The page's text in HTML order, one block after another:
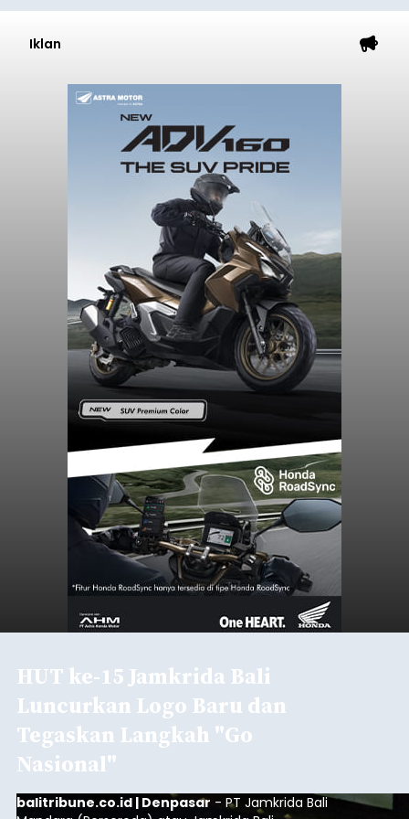
Iklan
HUT ke-15 Jamkrida Bali
Luncurkan Logo Baru dan
Tegaskan Langkah "Go
Nasional"
balitribune.co.id | Denpasar - PT Jamkrida Bali